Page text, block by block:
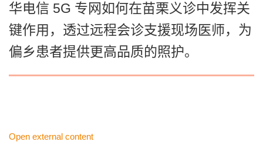
华电信 5G 专网如何在苗栗义诊中发挥关
键作用，透过远程会诊支援现场医师，为
偏乡患者提供更高品质的照护。
Open external content